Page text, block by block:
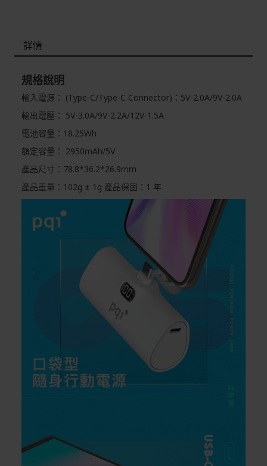
詳情
規格說明
輸入電源： (Type-C/Type-C Connector)： 5V-2.0A/9V-2.0A
輸出電壓： 5V-3.0A/9V-2.2A/12V-1.5A
電池容量： 18.25Wh
額定容量： 2950mAh/5V
產品尺寸： 78.8*36.2*26.9mm
產品重量： 102g ± 1g 產品保固： 1 年